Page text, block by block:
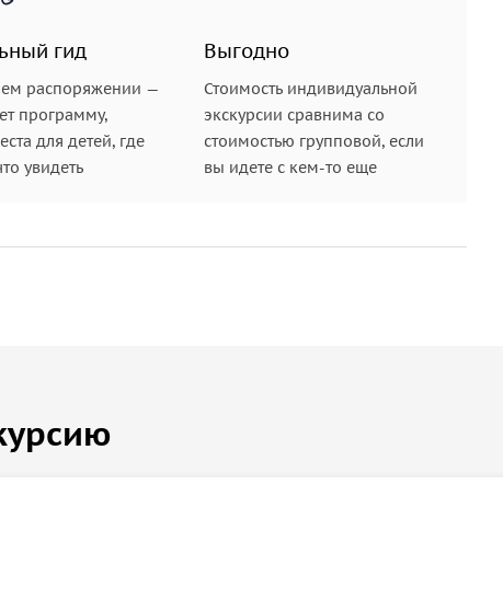
гид
распоряжении —
программу,
для детей, где
увидеть
Выгодно
Стоимость индивидуальной
экскурсии сравнима со
стоимостью групповой, если
вы идете с кем-то еще